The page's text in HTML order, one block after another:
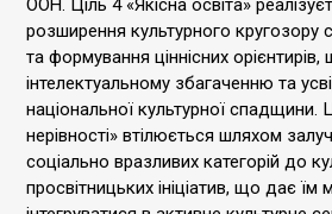
ООН. Ціль 4 «Якісна освіта»
розширення культурного кругозору
та формування ціннісних
інтелектуальному збагаченню та
національної культурної спадщини.
нерівності» втілюється шляхом
соціально вразливих категорій до
просвітницьких ініціатив, що дає їм